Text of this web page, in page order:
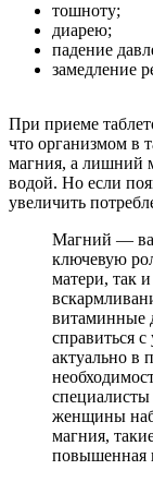
тошноту;
диарею;
падение
замедление
При приеме
что организмом в
магния, а лишний
водой. Но если
увеличить
Магний —
ключевую
матери, так
витаминные
справиться
актуально в
женщины
магния,
повышенная